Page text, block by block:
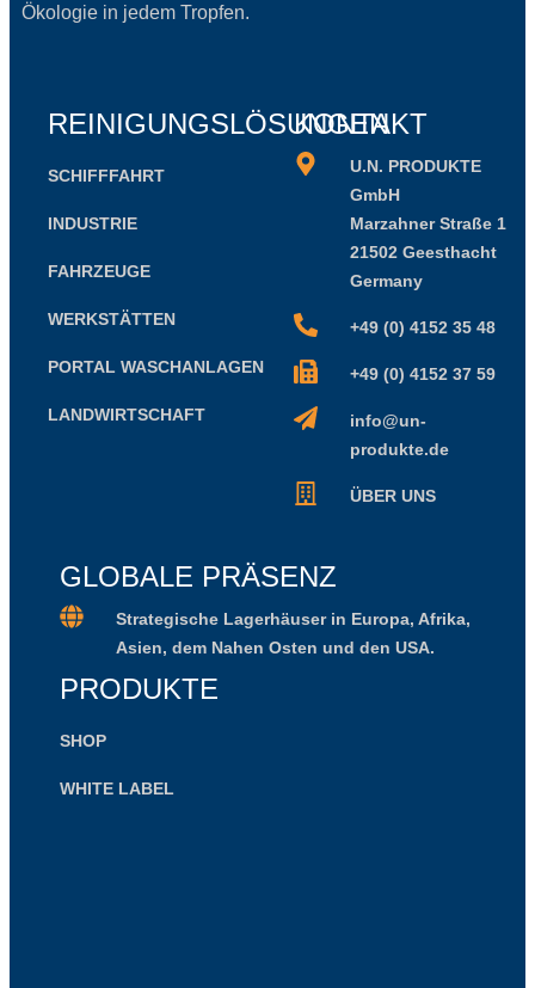
Ökologie in jedem Tropfen.
REINIGUNGSLÖSUNGEN
SCHIFFFAHRT
INDUSTRIE
FAHRZEUGE
WERKSTÄTTEN
PORTAL WASCHANLAGEN
LANDWIRTSCHAFT
KONTAKT
U.N. PRODUKTE
GmbH
Marzahner Straße 1
21502 Geesthacht
Germany
+49 (0) 4152 35 48
+49 (0) 4152 37 59
info@un-
produkte.de
ÜBER UNS
GLOBALE PRÄSENZ
Strategische Lagerhäuser in Europa, Afrika,
Asien, dem Nahen Osten und den USA.
PRODUKTE
SHOP
WHITE LABEL